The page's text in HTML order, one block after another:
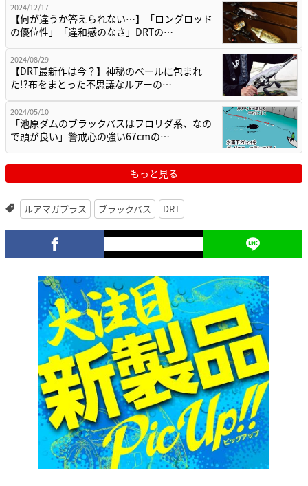
2024/12/17
【何が違うか答えられない…】「ロングロッド
の優位性」「違和感のなさ」DRTの…
2024/08/29
【DRT最新作は今？】神秘のベールに包まれ
た!?布をまとった不思議なルアーの…
2024/05/10
「池原ダムのブラックバスはフロリダ系、なの
で頭が良い」警戒心の強い67cmの…
もっと見る
ルアマガプラス ブラックバス DRT